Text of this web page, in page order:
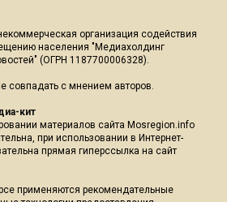
организация содействия
населения "Медиахолдинг
(ОГРН 1187700006328).
совпадать с мнением авторов.
кит
материалов сайта Mosregion.info
при использовании в Интернет-
прямая гиперссылка на сайт
применяются рекомендательные